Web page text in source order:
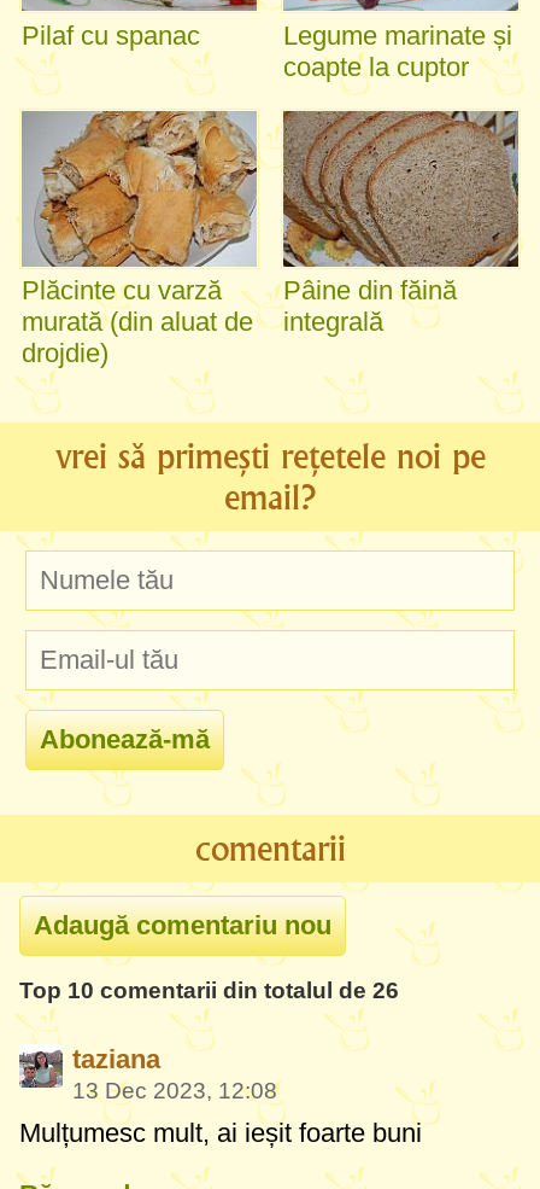
Pilaf cu spanac
Legume marinate și
coapte la cuptor
Plăcinte cu varză
murată (din aluat de
drojdie)
Pâine din făină
integrală
vrei să primești rețetele noi pe
email?
comentarii
Top 10 comentarii din totalul de 26
taziana
13 Dec 2023, 12:08
Mulțumesc mult, ai ieșit foarte buni